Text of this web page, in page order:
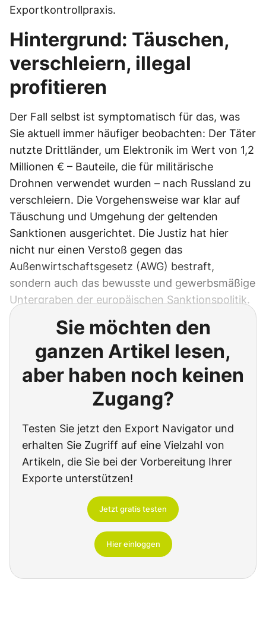
Exportkontrollpraxis.
Hintergrund: Täuschen,
verschleiern, illegal
profitieren
Der Fall selbst ist symptomatisch für das, was
Sie aktuell immer häufiger beobachten: Der Täter
nutzte Drittländer, um Elektronik im Wert von 1,2
Millionen € – Bauteile, die für militärische
Drohnen verwendet wurden – nach Russland zu
verschleiern. Die Vorgehensweise war klar auf
Täuschung und Umgehung der geltenden
Sanktionen ausgerichtet. Die Justiz hat hier
nicht nur einen Verstoß gegen das
Außenwirtschaftsgesetz (AWG) bestraft,
sondern auch das bewusste und gewerbsmäßige
Untergraben der europäischen Sanktionspolitik.
Sie möchten den
ganzen Artikel lesen,
aber haben noch keinen
Zugang?
Testen Sie jetzt den Export Navigator und
erhalten Sie Zugriff auf eine Vielzahl von
Artikeln, die Sie bei der Vorbereitung Ihrer
Exporte unterstützen!
Jetzt gratis testen
Hier einloggen